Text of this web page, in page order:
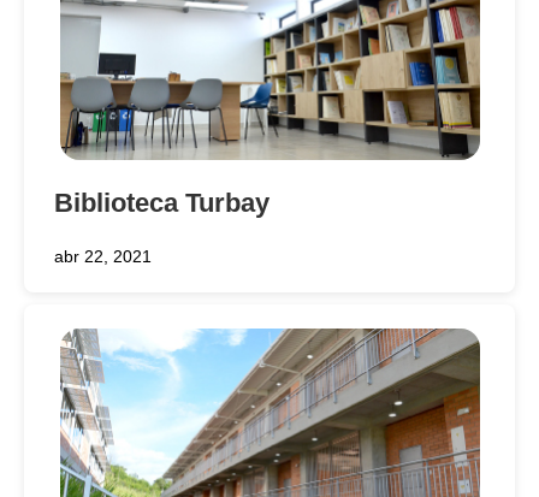
Biblioteca Turbay
abr 22, 2021